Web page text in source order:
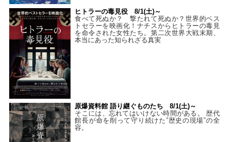
ヒトラーの毒見役 8/1(土)～
食べて死ぬか？ 撃たれて死ぬか？世界的ベス
トセラーを映画化！ナチスからヒトラーの毒見
を命令された女性たち。第二次世界大戦末期、
本当にあった知られざる真実
原爆資料館 語り継ぐものたち 8/1(土)～
そこには、忘れてはいけない時間がある。 歴代
館長が命を削って守り続けた”歴史の現場”の全
容。